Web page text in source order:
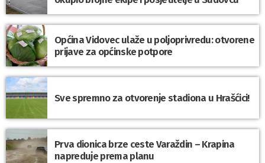
Općina Vidovec ulaže u poljoprivredu: otvorene
prijave za općinske potpore
Sve spremno za otvorenje stadiona u Hrašćici!
Prva dionica brze ceste Varaždin – Krapina
napreduje prema planu